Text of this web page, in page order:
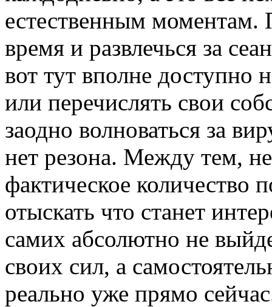
естественным моментам.
время и развлечься за
вот тут вполне доступно
или перечислять свои
заодно волноваться за
нет резона. Между тем,
фактическое количество
отыскать что станет
самих абсолютно не
своих сил, а
реально уже прямо